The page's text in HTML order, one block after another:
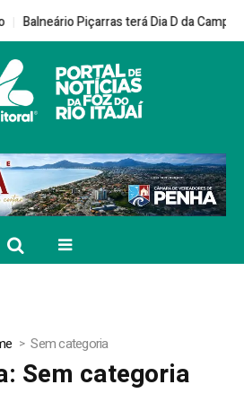
da Campanha Multivacinação no dia 22
Sem categoria
Sem categoria